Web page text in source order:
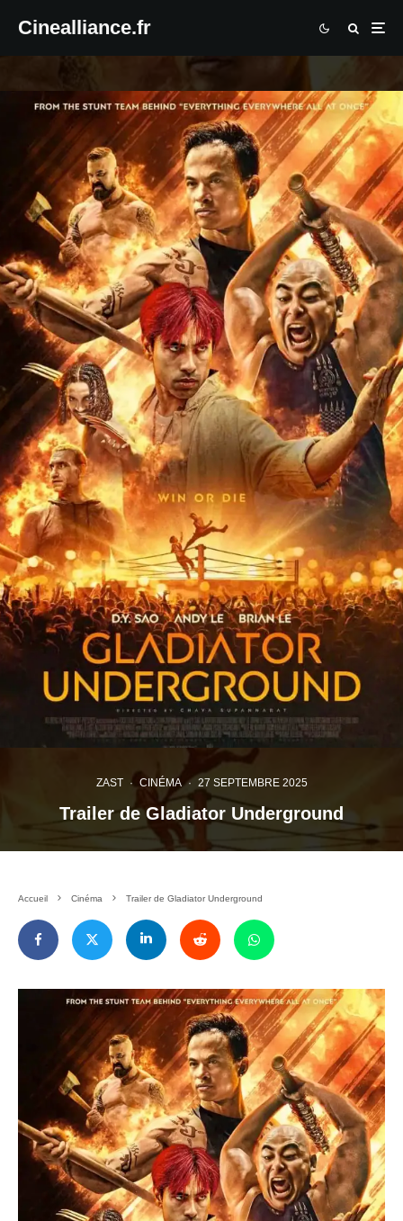
Cinealliance.fr
ZAST · CINÉMA · 27 SEPTEMBRE 2025
Trailer de Gladiator Underground
Accueil Cinéma Trailer de Gladiator Underground